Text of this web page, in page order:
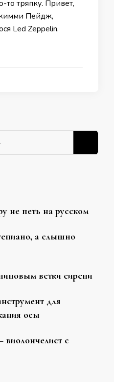
то тряпку. Привет,
Пейдж,
Led Zeppelin.
не петь на русском
а слышно
ветки сирени
для
осы
виолончелист с